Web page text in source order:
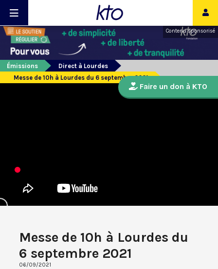
Contenu sponsorisé
Émissions
Direct à Lourdes
Messe de 10h à Lourdes du 6 septembre 2021
Messe de 10h à Lourdes du
6 septembre 2021
06/09/2021
Faire un don à KTO